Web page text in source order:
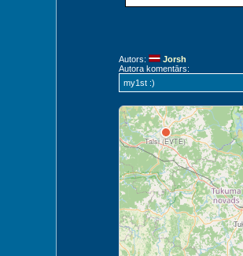
Autors:
Jorsh
Autora komentārs:
my1st :)
Talsi (EVTE)